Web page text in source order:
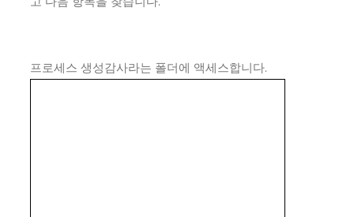
프로세스 생성감사라는 폴더에 액세스합니다.